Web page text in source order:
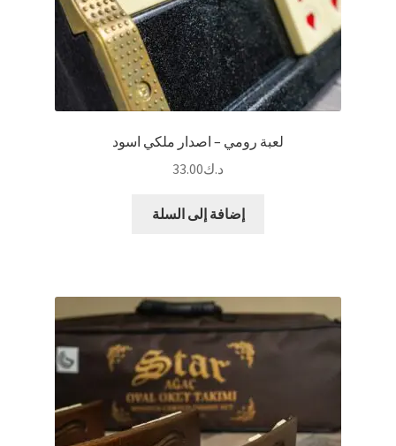
لعبة رومي – اصدار ملكي اسود
د.ك33.00
إضافة إلى السلة